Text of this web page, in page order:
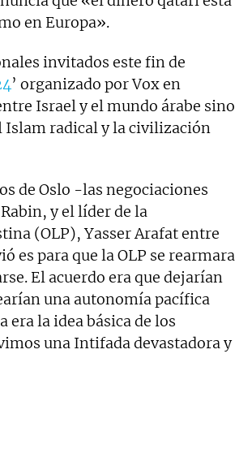
en Europa».
invitados este fin de
’ organizado por Vox en
Israel y el mundo árabe sino
radical y la civilización
de Oslo -las negociaciones
y el líder de la
(OLP), Yasser Arafat entre
es para que la OLP se rearmara
El acuerdo era que dejarían
una autonomía pacífica
era la idea básica de los
una Intifada devastadora y